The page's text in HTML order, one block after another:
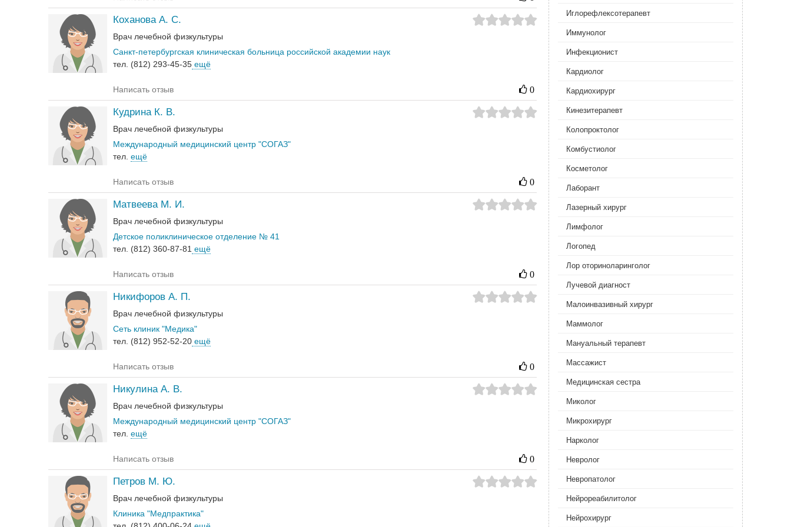
Коханова А. С.
Врач лечебной физкультуры
Санкт-петербургская клиническая больница российской академии наук
тел. (812) 293-45-35 ещё
Написать отзыв 0
Кудрина К. В.
Врач лечебной физкультуры
Международный медицинский центр "СОГАЗ"
тел. ещё
Написать отзыв 0
Матвеева М. И.
Врач лечебной физкультуры
Детское поликлиническое отделение № 41
тел. (812) 360-87-81 ещё
Написать отзыв 0
Никифоров А. П.
Врач лечебной физкультуры
Сеть клиник "Медика"
тел. (812) 952-52-20 ещё
Написать отзыв 0
Никулина А. В.
Врач лечебной физкультуры
Международный медицинский центр "СОГАЗ"
тел. ещё
Написать отзыв 0
Петров М. Ю.
Врач лечебной физкультуры
Клиника "Медпрактика"
Иглорефлексотерапевт
Иммунолог
Инфекционист
Кардиолог
Кардиохирург
Кинезитерапевт
Колопроктолог
Комбустиолог
Косметолог
Лаборант
Лазерный хирург
Лимфолог
Логопед
Лор оториноларинголог
Лучевой диагност
Малоинвазивный хирург
Маммолог
Мануальный терапевт
Массажист
Медицинская сестра
Миколог
Микрохирург
Нарколог
Невролог
Невропатолог
Нейрореабилитолог
Нейрохирург